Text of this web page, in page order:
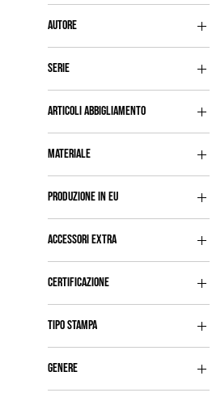
Yellow
Violetto
Ufficio
AUTORE
Gustave de la Reine
SERIE
Playlist
ARTICOLI ABBIGLIAMENTO
Borse da Shopping
Cappelli
Leggins
MATERIALE
Poliestere
Cotone 'Bull Denim'
Cotone
PRODUZIONE IN EU
EU
ACCESSORI EXTRA
Tasca Interna
CERTIFICAZIONE
OEKO-TEX
TIPO STAMPA
Stampa all over
Ricamo
GENERE